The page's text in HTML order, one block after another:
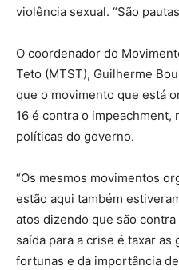
violência sexual. “São
O coordenador do
Teto (MTST), Guilherme
que o movimento que está
16 é contra o impeachment,
políticas do governo.
“Os mesmos movimentos
estão aqui também
atos dizendo que são
saída para a crise é taxar as
fortunas e da importância